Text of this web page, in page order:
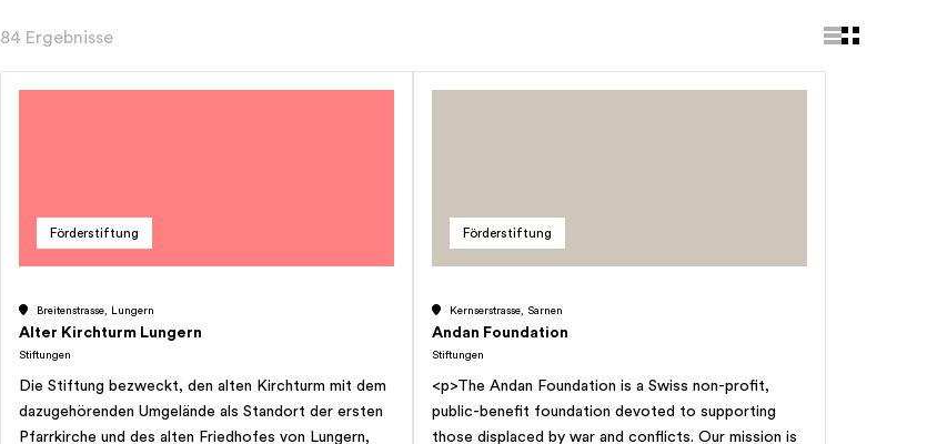
84 Ergebnisse
Förderstiftung
Breitenstrasse, Lungern
Alter Kirchturm Lungern
Stiftungen
Die Stiftung bezweckt, den alten Kirchturm mit dem
dazugehörenden Umgelände als Standort der ersten
Pfarrkirche und des alten Friedhofes von Lungern,
Förderstiftung
Kernserstrasse, Sarnen
Andan Foundation
Stiftungen
<p>The Andan Foundation is a Swiss non-profit,
public-benefit foundation devoted to supporting
those displaced by war and conflicts. Our mission is